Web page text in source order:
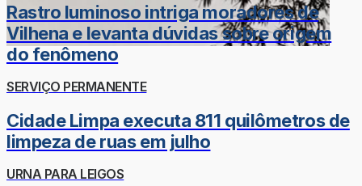
Rastro luminoso intriga moradores de
Vilhena e levanta dúvidas sobre origem
do fenômeno
SERVIÇO PERMANENTE
Cidade Limpa executa 811 quilômetros de
limpeza de ruas em julho
URNA PARA LEIGOS